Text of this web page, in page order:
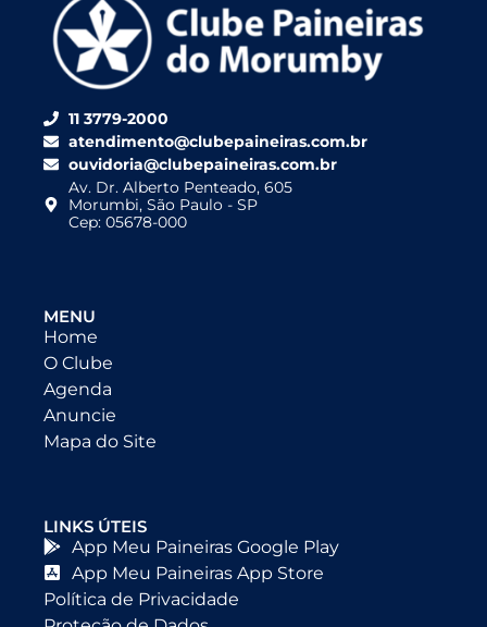
11 3779-2000
atendimento@clubepaineiras.com.br
ouvidoria@clubepaineiras.com.br
Av. Dr. Alberto Penteado, 605
Morumbi, São Paulo - SP
Cep: 05678-000
MENU
Home
O Clube
Agenda
Anuncie
Mapa do Site
LINKS ÚTEIS
App Meu Paineiras Google Play
App Meu Paineiras App Store
Política de Privacidade